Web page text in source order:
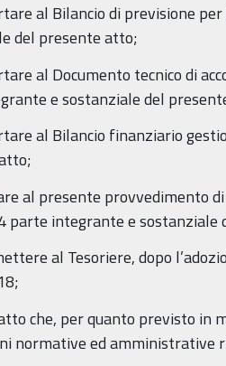
al Bilancio di previsione
del presente atto;
al Documento tecnico di
e sostanziale del
al Bilancio finanziario
al presente provvedimento
parte integrante e sostanziale
al Tesoriere, dopo
che, per quanto previsto in
normative ed amministrative